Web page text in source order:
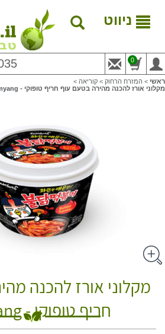
המרכזי
ניווט
0
ראשי > המזרח הרחוק > קוריאה >
מקלוני אורז להכנה מהירה בטעם עוף חריף טופוקי - Samyang
מקלוני אורז להכנה
חריף טופוקי - Samyang